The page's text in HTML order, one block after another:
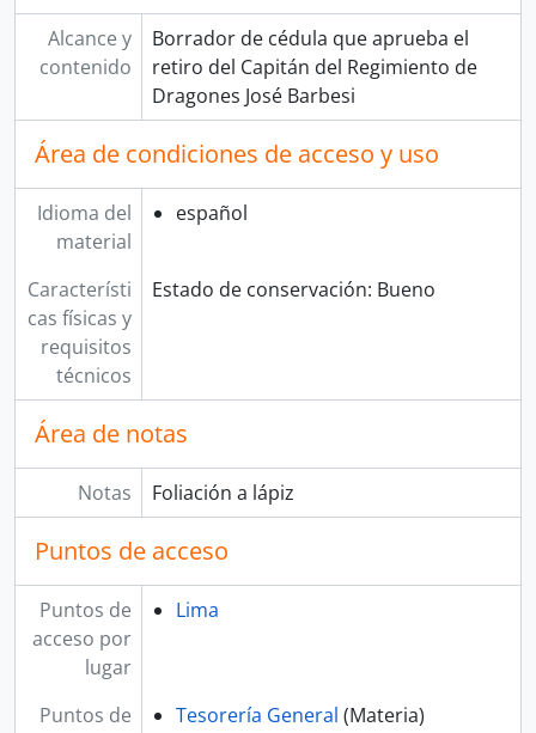
Alcance y
contenido
Borrador de cédula que aprueba el
retiro del Capitán del Regimiento de
Dragones José Barbesi
Área de condiciones de acceso y uso
Idioma del
material
español
Característi
cas físicas y
requisitos
técnicos
Estado de conservación: Bueno
Área de notas
Notas Foliación a lápiz
Puntos de acceso
Puntos de
acceso por
lugar
Lima
Puntos de
Tesorería General (Materia)